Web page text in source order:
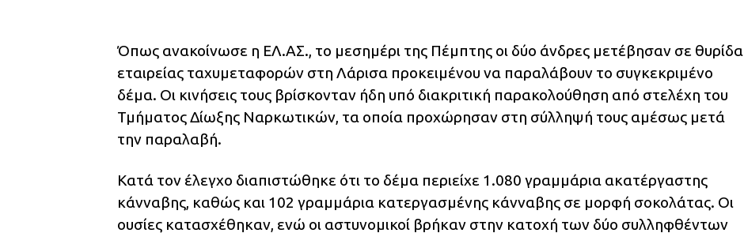
Όπως ανακοίνωσε η ΕΛ.ΑΣ., το μεσημέρι της Πέμπτης οι δύο άνδρες μετέβησαν σε θυρίδα
εταιρείας ταχυμεταφορών στη Λάρισα προκειμένου να παραλάβουν το συγκεκριμένο
δέμα. Οι κινήσεις τους βρίσκονταν ήδη υπό διακριτική παρακολούθηση από στελέχη του
Τμήματος Δίωξης Ναρκωτικών, τα οποία προχώρησαν στη σύλληψή τους αμέσως μετά
την παραλαβή.
Κατά τον έλεγχο διαπιστώθηκε ότι το δέμα περιείχε 1.080 γραμμάρια ακατέργαστης
κάνναβης, καθώς και 102 γραμμάρια κατεργασμένης κάνναβης σε μορφή σοκολάτας. Οι
ουσίες κατασχέθηκαν, ενώ οι αστυνομικοί βρήκαν στην κατοχή των δύο συλληφθέντων